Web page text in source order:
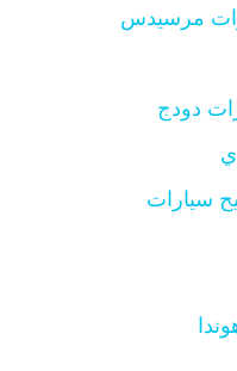
مرسيدس
دودج
سيارات